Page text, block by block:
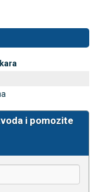
i pomozite